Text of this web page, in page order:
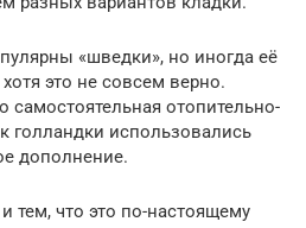
«шведки», но иногда её
это не совсем верно.
самостоятельная отопительно-
голландки использовались
дополнение.
тем, что это по-настоящему